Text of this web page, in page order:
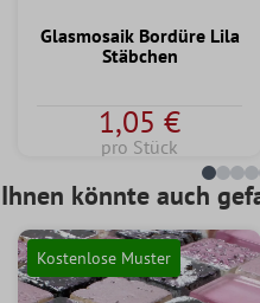
Glasmosaik Bordüre Lila
Stäbchen
1,05 €
pro Stück
Ihnen könnte auch
Kostenlose Muster